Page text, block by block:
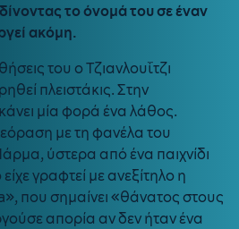
το όνομά του σε έναν
ακόμη.
του ο Τζιανλουΐτζι
πλειστάκις. Στην
μία φορά ένα λάθος.
με τη φανέλα του
ύστερα από ένα παιχνίδι
γραφτεί με ανεξίτηλο η
που σημαίνει «θάνατος στους
απορία αν δεν ήταν ένα